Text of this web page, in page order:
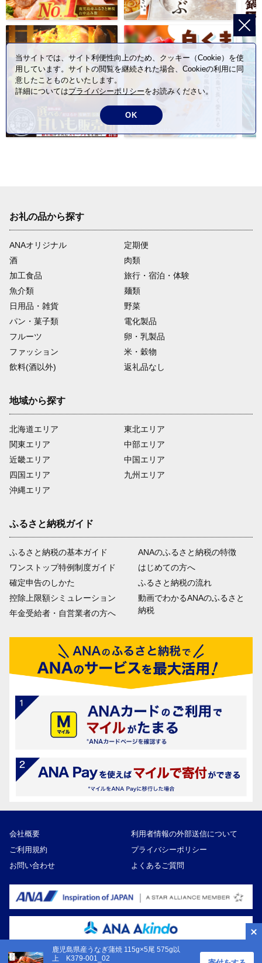
鹿児島県産うなぎ蒲焼 115g×5尾 575g以
上 K379-001_02
お礼の品から探す
ANAオリジナル
定期便
酒
肉類
加工食品
旅行・宿泊・体験
魚介類
麺類
日用品・雑貨
野菜
パン・菓子類
電化製品
フルーツ
卵・乳製品
ファッション
米・穀物
飲料(酒以外)
返礼品なし
地域から探す
北海道エリア
関東エリア
近畿エリア
四国エリア
沖縄エリア
東北エリア
中部エリア
中国エリア
九州エリア
ふるさと納税ガイド
ふるさと納税の基本ガイド
ワンストップ特例制度ガイド
確定申告のしかた
控除上限額シミュレーション
年金受給者・自営業者の方へ
ANAのふるさと納税の特徴
はじめての方へ
ふるさと納税の流れ
動画でわかるANAのふるさと
納税
会社概要
利用者情報の外部送信について
ご利用規約
プライバシーポリシー
お問い合わせ
よくあるご質問
当サイトでは、サイト利便性向上のため、クッキー（Cookie）を使
用しています。サイトの閲覧を継続された場合、Cookieの利用に同
意したことものといたします。
詳細についてはプライバシーポリシーをお読みください。
OK